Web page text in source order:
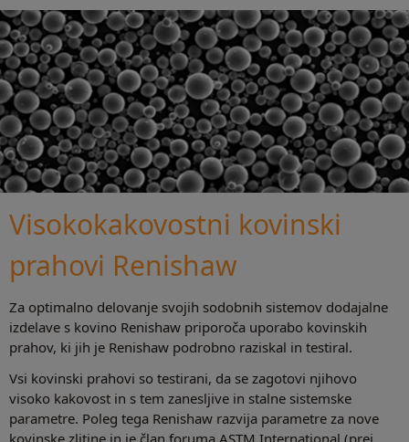
Visokokakovostni kovinski
prahovi Renishaw
Za optimalno delovanje svojih sodobnih sistemov dodajalne
izdelave s kovino Renishaw priporoča uporabo kovinskih
prahov, ki jih je Renishaw podrobno raziskal in testiral.
Vsi kovinski prahovi so testirani, da se zagotovi njihovo
visoko kakovost in s tem zanesljive in stalne sistemske
parametre. Poleg tega Renishaw razvija parametre za nove
kovinske zlitine in je član foruma ASTM International (prej